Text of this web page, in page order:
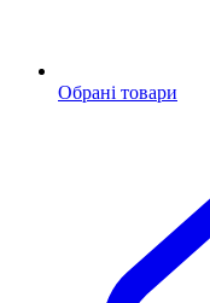
Обрані товари